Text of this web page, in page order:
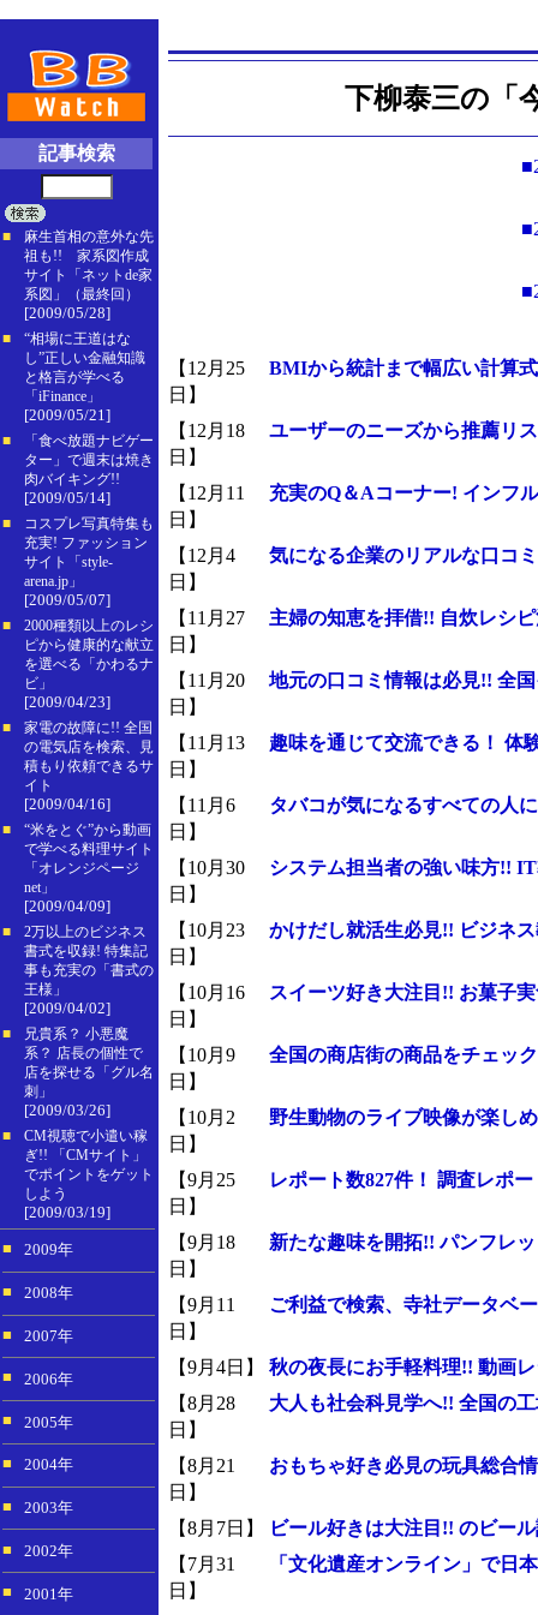
記事検索
■
麻生首相の意外な先
祖も!! 家系図作成
サイト「ネットde家
系図」（最終回）
[2009/05/28]
■
“相場に王道はな
し”正しい金融知識
と格言が学べる
「iFinance」
[2009/05/21]
■
「食べ放題ナビゲー
ター」で週末は焼き
肉バイキング!!
[2009/05/14]
■
コスプレ写真特集も
充実! ファッション
サイト「style-
arena.jp」
[2009/05/07]
■
2000種類以上のレシ
ピから健康的な献立
を選べる「かわるナ
ビ」
[2009/04/23]
■
家電の故障に!! 全国
の電気店を検索、見
積もり依頼できるサ
イト
[2009/04/16]
■
“米をとぐ”から動画
で学べる料理サイト
「オレンジページ
net」
[2009/04/09]
■
2万以上のビジネス
書式を収録! 特集記
事も充実の「書式の
王様」
[2009/04/02]
■
兄貴系？ 小悪魔
系？ 店長の個性で
店を探せる「グル名
刺」
[2009/03/26]
■
CM視聴で小遣い稼
ぎ!! 「CMサイト」
でポイントをゲット
しよう
[2009/03/19]
■ 2009年
■ 2008年
■ 2007年
■ 2006年
■ 2005年
■ 2004年
■ 2003年
■ 2002年
■ 2001年
下柳泰三の「
【12月25
日】
BMIから統計まで幅広い計算
【12月18
日】
ユーザーのニーズから推薦リ
【12月11
日】
充実のQ＆Aコーナー! インフ
【12月4
日】
気になる企業のリアルな口コ
【11月27
日】
主婦の知恵を拝借!! 自炊レシ
【11月20
日】
地元の口コミ情報は必見!! 全
【11月13
日】
趣味を通じて交流できる！ 体
【11月6
日】
タバコが気になるすべての人
【10月30
日】
システム担当者の強い味方!!
【10月23
日】
かけだし就活生必見!! ビジネ
【10月16
日】
スイーツ好き大注目!! お菓子
【10月9
日】
全国の商店街の商品をチェッ
【10月2
日】
野生動物のライブ映像が楽し
【9月25
日】
レポート数827件！ 調査レポ
【9月18
日】
新たな趣味を開拓!! パンフレ
【9月11
日】
ご利益で検索、寺社データベ
【9月4日】
秋の夜長にお手軽料理!! 動画
【8月28
日】
大人も社会科見学へ!! 全国の
【8月21
日】
おもちゃ好き必見の玩具総合
【8月7日】
ビール好きは大注目!! のビー
【7月31
日】
「文化遺産オンライン」で日